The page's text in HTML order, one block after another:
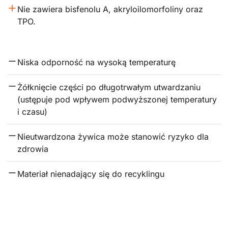
Nie zawiera bisfenolu A, akryloilomorfoliny oraz
TPO.
Niska odporność na wysoką temperaturę
Żółknięcie części po długotrwałym utwardzaniu
(ustępuje pod wpływem podwyższonej temperatury
i czasu)
Nieutwardzona żywica może stanowić ryzyko dla
zdrowia
Materiał nienadający się do recyklingu